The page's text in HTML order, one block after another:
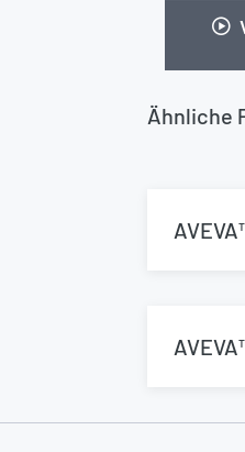
Ähnliche